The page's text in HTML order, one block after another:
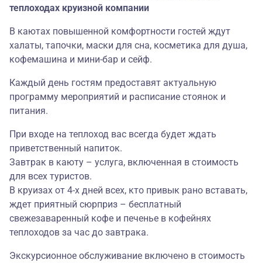
теплоходах круизной компании
В каютах повышенной комфортности гостей ждут
халаты, тапочки, маски для сна, косметика для душа,
кофемашина и мини-бар и сейф.
Каждый день гостям предоставят актуальную
программу мероприятий и расписание стоянок и
питания.
При входе на теплоход вас всегда будет ждать
приветственный напиток.
Завтрак в каюту – услуга, включенная в стоимость
для всех туристов.
В круизах от 4-х дней всех, кто привык рано вставать,
ждет приятный сюрприз – бесплатный
свежезаваренный кофе и печенье в кофейнях
теплоходов за час до завтрака.
Экскурсионное обслуживание включено в стоимость